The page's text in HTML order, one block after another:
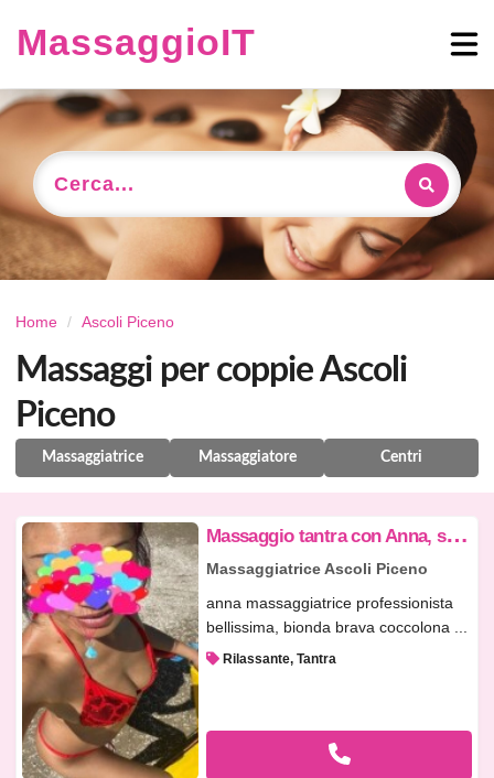
MassaggioIT
Cerca...
Home Ascoli Piceno
Massaggi per coppie Ascoli
Piceno
Massaggiatrice Massaggiatore Centri
M
assaggio tantra con Anna, scrivetemi su whatsapp
Massaggiatrice Ascoli Piceno
anna massaggiatrice professionista
bellissima, bionda brava coccolona ...
Rilassante, Tantra